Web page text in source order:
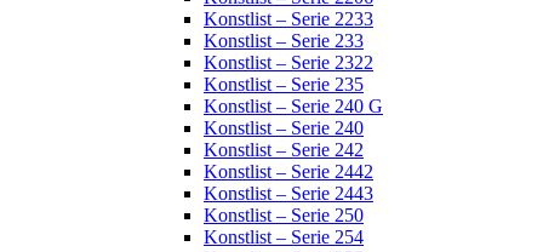
Konstlist – Serie 2233
Konstlist – Serie 233
Konstlist – Serie 2322
Konstlist – Serie 235
Konstlist – Serie 240 G
Konstlist – Serie 240
Konstlist – Serie 242
Konstlist – Serie 2442
Konstlist – Serie 2443
Konstlist – Serie 250
Konstlist – Serie 254